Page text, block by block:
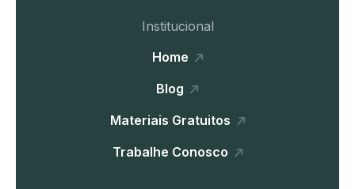
Institucional
Home
Blog
Materiais Gratuitos
Trabalhe Conosco